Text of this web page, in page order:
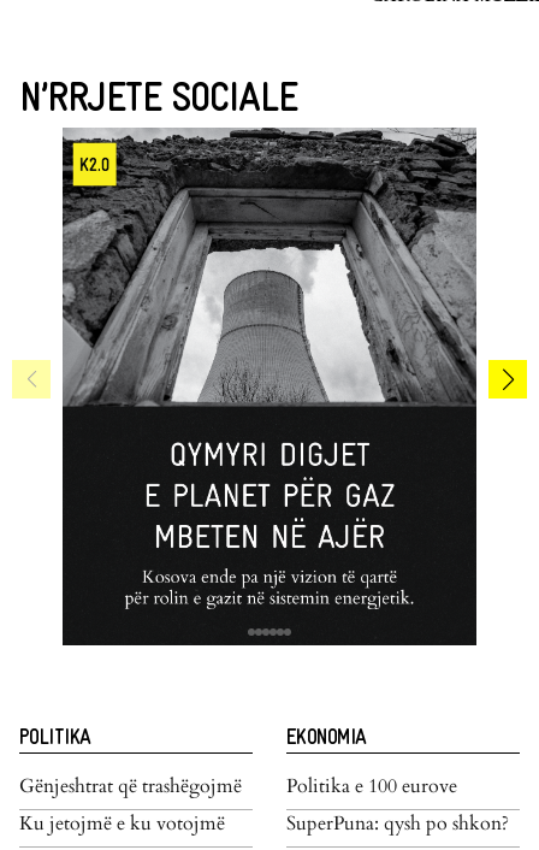
N’RRJETE SOCIALE
POLITIKA
Gënjeshtrat që trashëgojmë
Ku jetojmë e ku votojmë
EKONOMIA
Politika e 100 eurove
SuperPuna: qysh po shkon?